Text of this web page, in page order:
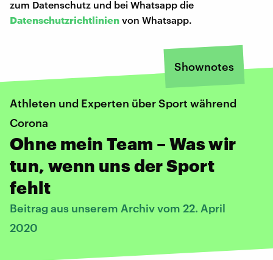
zum Datenschutz und bei Whatsapp die
Datenschutzrichtlinien von Whatsapp.
Shownotes
Athleten und Experten über Sport während
Corona
Ohne mein Team – Was wir
tun, wenn uns der Sport
fehlt
Beitrag aus unserem Archiv vom 22. April
2020